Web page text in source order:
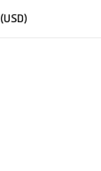
(USD)